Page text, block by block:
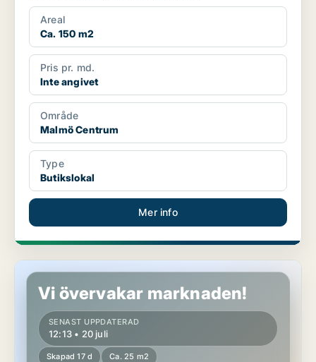
Areal
Ca. 150 m2
Pris pr. md.
Inte angivet
Område
Malmö Centrum
Type
Butikslokal
Mer info
Butikslokal i Malmö Centrum
Vi övervakar marknaden!
SENAST UPPDATERAD
12:13 • 20 juli
Skapad 17 d Ca. 25 m2